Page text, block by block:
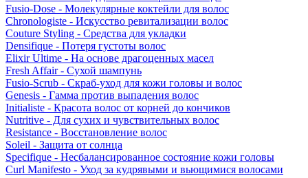
Fusio-Dose - Молекулярные коктейли для волос
Chronologiste - Искусство ревитализации волос
Couture Styling - Средства для укладки
Densifique - Потеря густоты волос
Elixir Ultime - На основе драгоценных масел
Fresh Affair - Сухой шампунь
Fusio-Scrub - Скраб-уход для кожи головы и волос
Genesis - Гамма против выпадения волос
Initialiste - Красота волос от корней до кончиков
Nutritive - Для сухих и чувствительных волос
Resistance - Восстановление волос
Soleil - Защита от солнца
Specifique - Несбалансированное состояние кожи головы
Curl Manifesto - Уход за кудрявыми и вьющимися волосами